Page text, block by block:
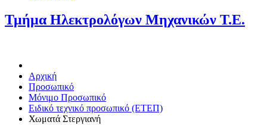
Τμήμα Ηλεκτρολόγων Μηχανικών Τ.Ε.
Αρχική
Προσωπικό
Μόνιμο Προσωπικό
Ειδικό τεχνικό προσωπικό (ΕΤΕΠ)
Χωματά Στεργιανή